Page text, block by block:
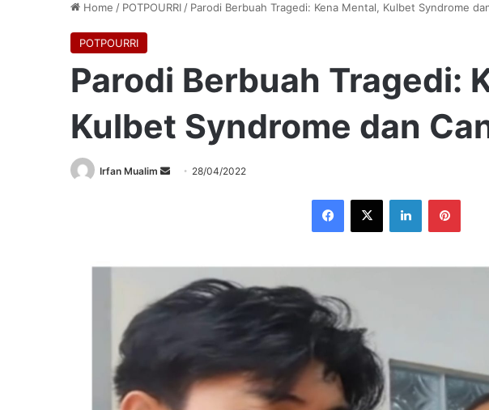
Home / POTPOURRI / Parodi Berbuah Tragedi: Kena Mental, Kulbet Syndrome
POTPOURRI
Parodi Berbuah Tragedi:
Kulbet Syndrome dan
Irfan Mualim
Send 28/04/2022
Facebook
X LinkedIn